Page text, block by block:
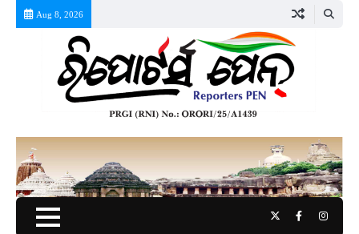
Aug 8, 2026
TwitterFacebook